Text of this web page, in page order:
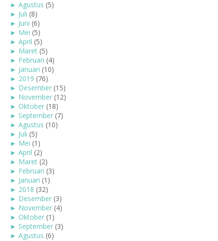
► Agustus (5)
► Juli (8)
► Juni (6)
► Mei (5)
► April (5)
► Maret (5)
► Februari (4)
► Januari (10)
► 2019 (76)
► Desember (15)
► November (12)
► Oktober (18)
► September (7)
► Agustus (10)
► Juli (5)
► Mei (1)
► April (2)
► Maret (2)
► Februari (3)
► Januari (1)
► 2018 (32)
► Desember (3)
► November (4)
► Oktober (1)
► September (3)
► Agustus (6)